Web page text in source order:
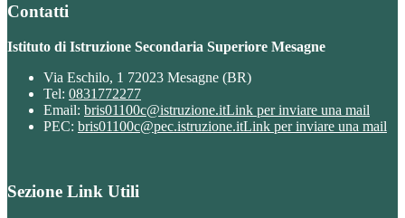
Contatti
Istituto di Istruzione Secondaria Superiore Mesagne
Via Eschilo, 1 72023 Mesagne (BR)
Tel: 0831772277
Email: bris01100c@istruzione.itLink per inviare una mail
PEC: bris01100c@pec.istruzione.itLink per inviare una mail
Sezione Link Utili